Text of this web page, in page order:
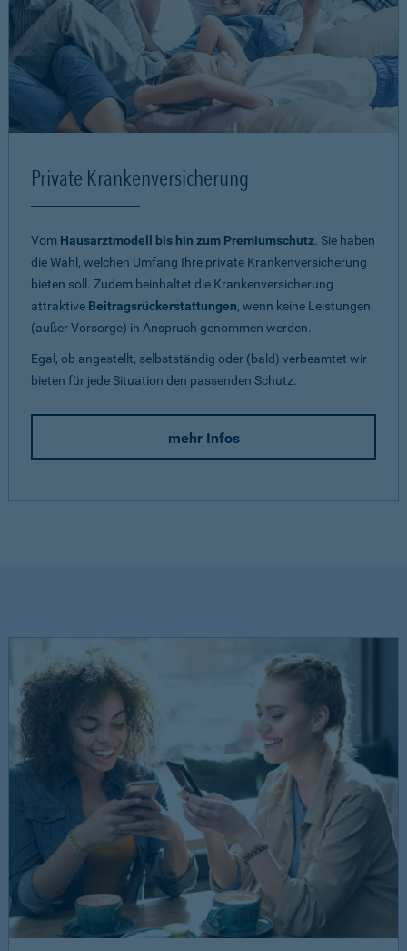
Private Krankenversicherung
Vom Hausarztmodell bis hin zum Premiumschutz. Sie haben
die Wahl, welchen Umfang Ihre private Krankenversicherung
bieten soll. Zudem beinhaltet die Krankenversicherung
attraktive Beitragsrückerstattungen, wenn keine Leistungen
(außer Vorsorge) in Anspruch genommen werden.
Egal, ob angestellt, selbstständig oder (bald) verbeamtet wir
bieten für jede Situation den passenden Schutz.
mehr Infos